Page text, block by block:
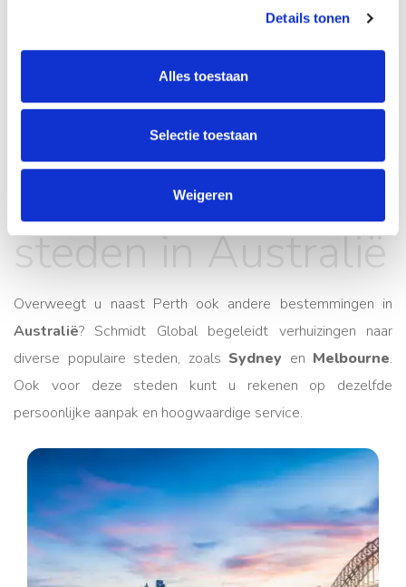
Details tonen
Alles toestaan
Selectie toestaan
Weigeren
Download nu
Andere
populaire
steden in Australië
Overweegt u naast Perth ook andere bestemmingen in
Australië? Schmidt Global begeleidt verhuizingen naar
diverse populaire steden, zoals Sydney en Melbourne.
Ook voor deze steden kunt u rekenen op dezelfde
persoonlijke aanpak en hoogwaardige service.